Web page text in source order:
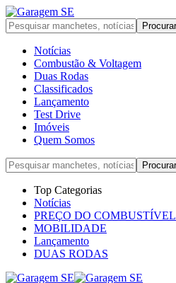
Notícias
Combustão & Voltagem
Duas Rodas
Classificados
Lançamento
Test Drive
Imóveis
Quem Somos
Top Categorias
Notícias
PREÇO DO COMBUSTÍVEL
MOBILIDADE
Lançamento
DUAS RODAS